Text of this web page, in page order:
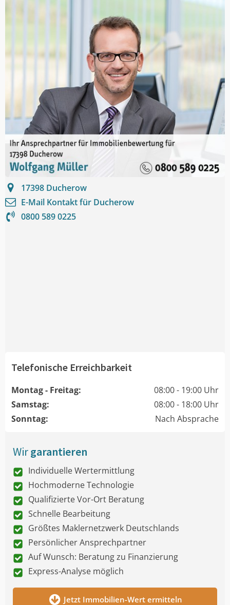
17398 Ducherow
E-Mail Kontakt für Ducherow
0800 589 0225
Telefonische Erreichbarkeit
Montag - Freitag:
08:00 - 19:00 Uhr
Samstag:
08:00 - 18:00 Uhr
Sonntag:
Nach Absprache
Wirgarantieren
Individuelle Wertermittlung
Hochmoderne Technologie
Qualifizierte Vor-Ort Beratung
Schnelle Bearbeitung
Größtes Maklernetzwerk Deutschlands
Persönlicher Ansprechpartner
Auf Wunsch: Beratung zu Finanzierung
Express-Analyse möglich
Jetzt Immobilien-Wert ermitteln